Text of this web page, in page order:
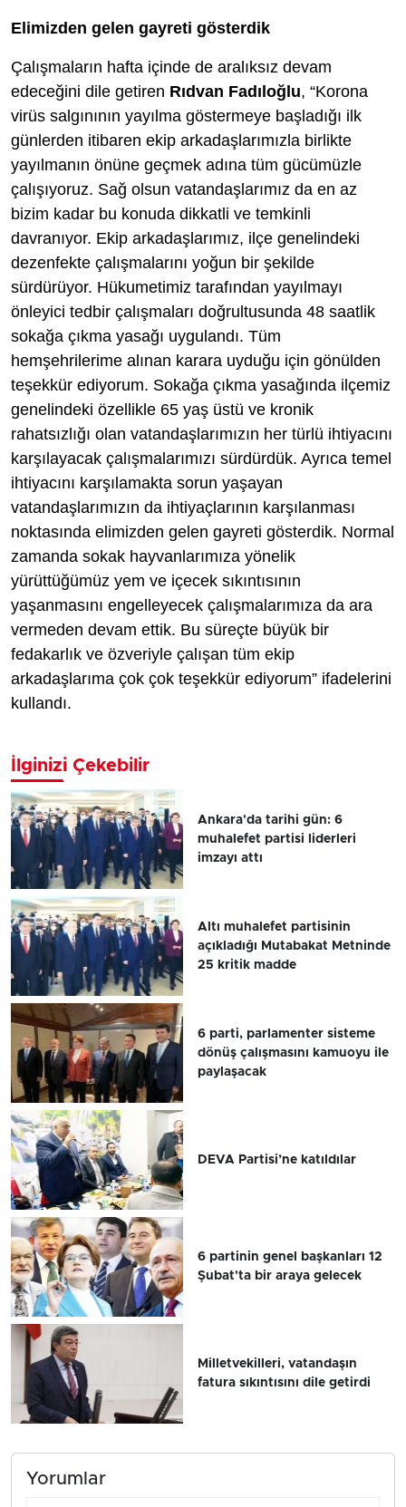
Elimizden gelen gayreti gösterdik
Çalışmaların hafta içinde de aralıksız devam
edeceğini dile getiren Rıdvan Fadıloğlu, “Korona
virüs salgınının yayılma göstermeye başladığı ilk
günlerden itibaren ekip arkadaşlarımızla birlikte
yayılmanın önüne geçmek adına tüm gücümüzle
çalışıyoruz. Sağ olsun vatandaşlarımız da en az
bizim kadar bu konuda dikkatli ve temkinli
davranıyor. Ekip arkadaşlarımız, ilçe genelindeki
dezenfekte çalışmalarını yoğun bir şekilde
sürdürüyor. Hükumetimiz tarafından yayılmayı
önleyici tedbir çalışmaları doğrultusunda 48 saatlik
sokağa çıkma yasağı uygulandı. Tüm
hemşehrilerime alınan karara uyduğu için gönülden
teşekkür ediyorum. Sokağa çıkma yasağında ilçemiz
genelindeki özellikle 65 yaş üstü ve kronik
rahatsızlığı olan vatandaşlarımızın her türlü ihtiyacını
karşılayacak çalışmalarımızı sürdürdük. Ayrıca temel
ihtiyacını karşılamakta sorun yaşayan
vatandaşlarımızın da ihtiyaçlarının karşılanması
noktasında elimizden gelen gayreti gösterdik. Normal
zamanda sokak hayvanlarımıza yönelik
yürüttüğümüz yem ve içecek sıkıntısının
yaşanmasını engelleyecek çalışmalarımıza da ara
vermeden devam ettik. Bu süreçte büyük bir
fedakarlık ve özveriyle çalışan tüm ekip
arkadaşlarıma çok çok teşekkür ediyorum” ifadelerini
kullandı.
İlginizi Çekebilir
Ankara'da tarihi gün: 6
muhalefet partisi liderleri
imzayı attı
Altı muhalefet partisinin
açıkladığı Mutabakat Metninde
25 kritik madde
6 parti, parlamenter sisteme
dönüş çalışmasını kamuoyu ile
paylaşacak
DEVA Partisi’ne katıldılar
6 partinin genel başkanları 12
Şubat'ta bir araya gelecek
Milletvekilleri, vatandaşın
fatura sıkıntısını dile getirdi
Yorumlar